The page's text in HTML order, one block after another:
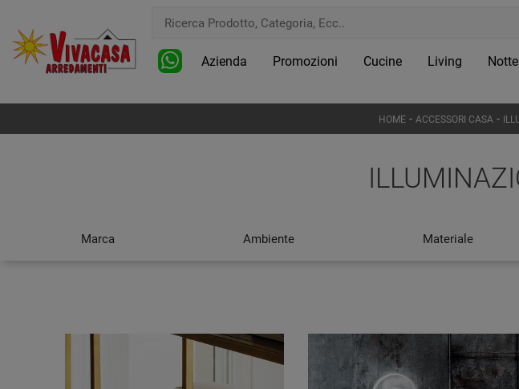
Azienda Promozioni Cucine Living
HOME- ACCESSORI CASA-
Marca Ambiente Materiale